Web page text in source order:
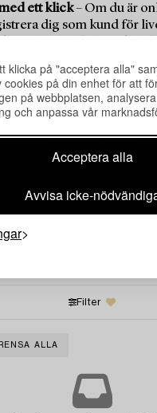
klicka på "acceptera alla"
cookies på din enhet för att
på webbplatsen,
och anpassa vår
Acceptera alla
Avvisa icke-
ett klick– Om du är
dig som kund för
Om du är ny kund
först.
REGISTRERA DIG
Filter
RENSA ALLA